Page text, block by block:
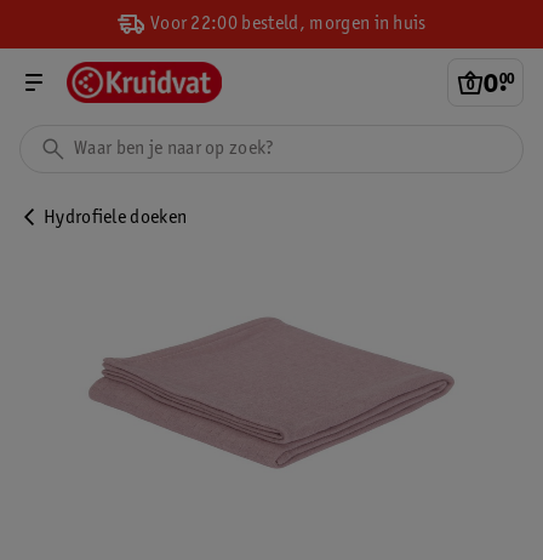
Voor 22:00 besteld, morgen in huis
0.
00
Hydrofiele doeken